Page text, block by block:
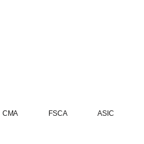
CMA FSCA ASIC